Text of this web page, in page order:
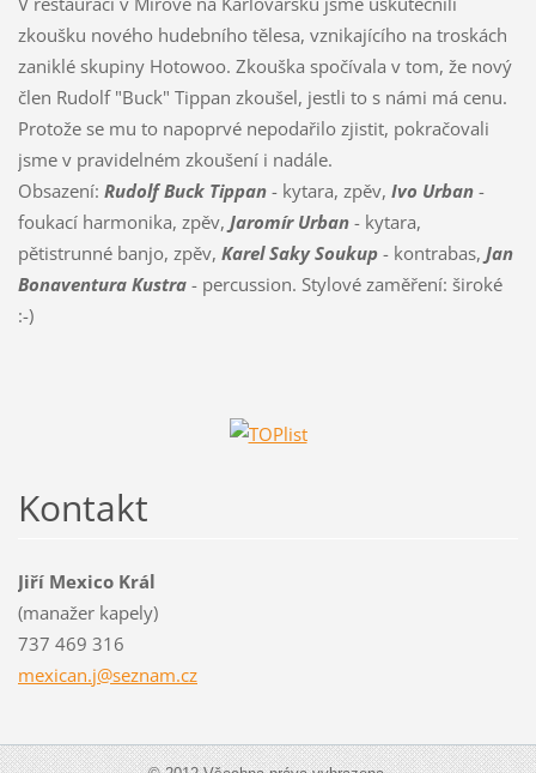
zkoušku nového hudebního tělesa, vznikajícího na troskách
zaniklé skupiny Hotowoo. Zkouška spočívala v tom, že nový
člen Rudolf "Buck" Tippan zkoušel, jestli to s námi má cenu.
Protože se mu to napoprvé nepodařilo zjistit, pokračovali
jsme v pravidelném zkoušení i nadále.
Obsazení: Rudolf Buck Tippan- kytara, zpěv, Ivo Urban-
foukací harmonika, zpěv, Jaromír Urban- kytara,
pětistrunné banjo, zpěv, Karel Saky Soukup- kontrabas, Jan
Bonaventura Kustra- percussion. Stylové zaměření: široké
:-)
Kontakt
Jiří Mexico Král
(manažer kapely)
737 469 316
mexican.j@seznam.cz